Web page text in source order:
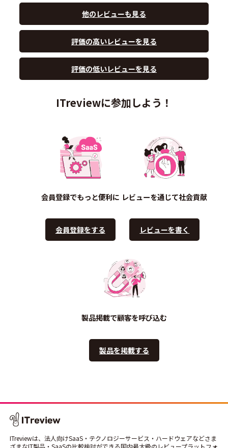
他のレビューも見る
評価の高いレビューを見る
評価の低いレビューを見る
ITreviewに参加しよう！
会員登録でもっと便利に
会員登録をする
レビューを通じて社会貢献
レビューを書く
製品掲載で顧客を呼び込む
製品を掲載する
ITreviewは、法人向けSaaS・テクノロジーサービス・ハードウェアなどさま